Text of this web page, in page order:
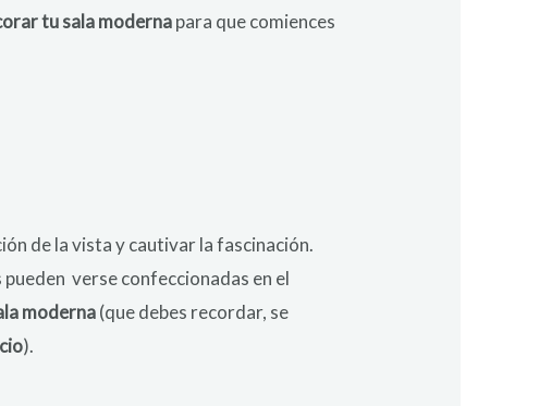
tu sala modernapara que comiences
de la vista y cautivar la fascinación.
pueden verse confeccionadas en el
moderna(que debes recordar, se
).